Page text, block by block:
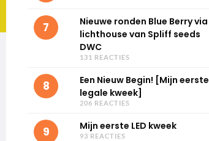
7
Nieuwe ronden Blue Berry via
lichthouse van Spliff seeds
DWC
131 REACTIES
8
Een Nieuw Begin! [Mijn eerste
legale kweek]
206 REACTIES
9 Mijn eerste LED kweek
93 REACTIES